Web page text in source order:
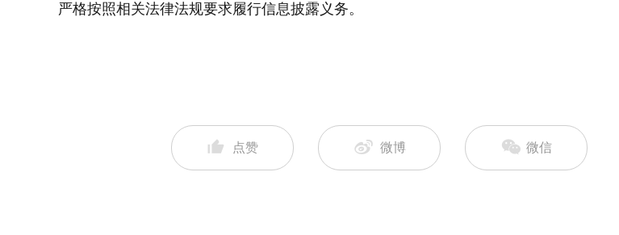
严格按照相关法律法规要求履行信息披露义务。
点赞 微博 微信